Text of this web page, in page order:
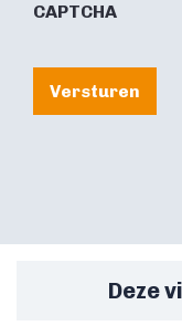
CAPTCHA
Versturen
Deze